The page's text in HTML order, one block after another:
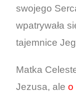
swojego
wpatrywała
tajemnice
Matka
Jezusa, aleo